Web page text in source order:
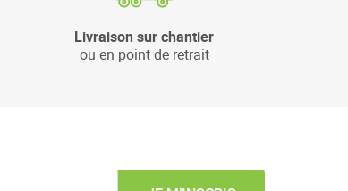
Livraison sur chantier
ou en point de retrait